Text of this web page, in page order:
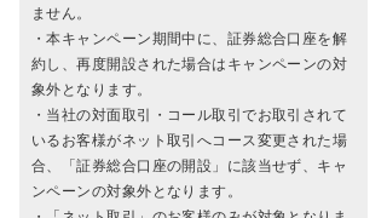
ません。
・本キャンペーン期間中に、証券総合口座を解
約し、再度開設された場合はキャンペーンの対
象外となります。
・当社の対面取引・コール取引でお取引されて
いるお客様がネット取引へコース変更された場
合、「証券総合口座の開設」に該当せず、キャ
ンペーンの対象外となります。